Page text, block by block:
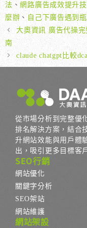
法 、網路廣告成效提升
麼辦、 自己下廣告遇到
大奧資訊 廣告代操
南
claude chatgpt比較
從市場分析到完整優
排名解決方案，結合
升網站效能與用戶體
出，吸引更多目標客
SEO行銷
網站優化
關鍵字分析
SEO架站
網站維護
網站架設